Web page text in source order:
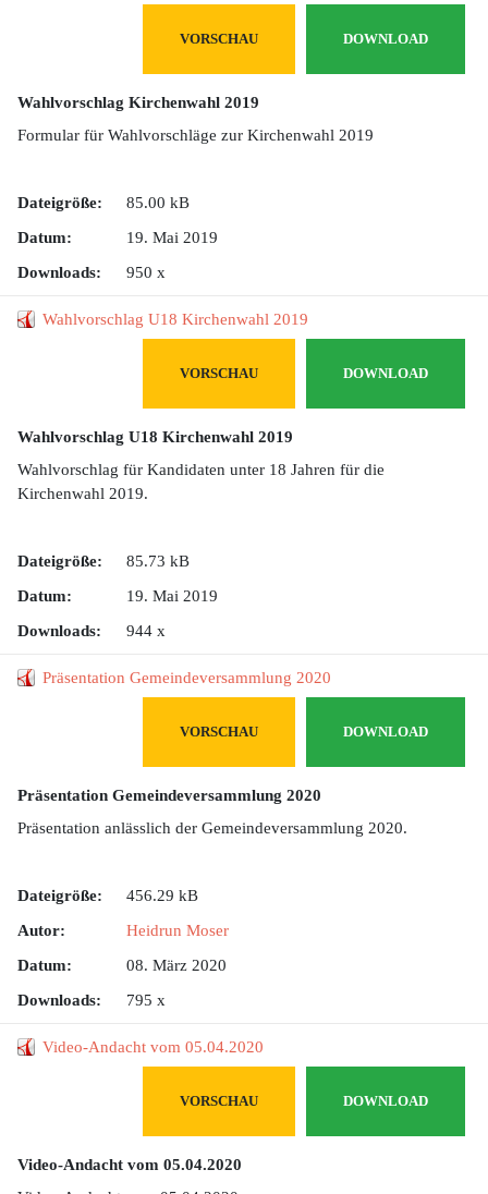
DOWNLOAD
VORSCHAU
Wahlvorschlag Kirchenwahl 2019
Formular für Wahlvorschläge zur Kirchenwahl 2019
Dateigröße:
85.00 kB
Datum:
19. Mai 2019
Downloads:
950 x
Wahlvorschlag U18 Kirchenwahl 2019
DOWNLOAD
VORSCHAU
Wahlvorschlag U18 Kirchenwahl 2019
Wahlvorschlag für Kandidaten unter 18 Jahren für die
Kirchenwahl 2019.
Dateigröße:
85.73 kB
Datum:
19. Mai 2019
Downloads:
944 x
Präsentation Gemeindeversammlung 2020
DOWNLOAD
VORSCHAU
Präsentation Gemeindeversammlung 2020
Präsentation anlässlich der Gemeindeversammlung 2020.
Dateigröße:
456.29 kB
Autor:
Heidrun Moser
Datum:
08. März 2020
Downloads:
795 x
Video-Andacht vom 05.04.2020
DOWNLOAD
VORSCHAU
Video-Andacht vom 05.04.2020